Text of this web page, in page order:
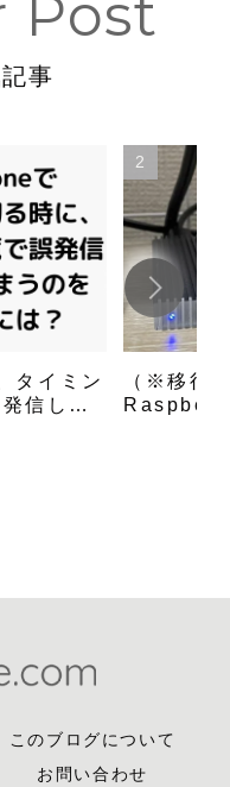
事
タイミン
信して
（※移行
このブログについて
お問い合わせ